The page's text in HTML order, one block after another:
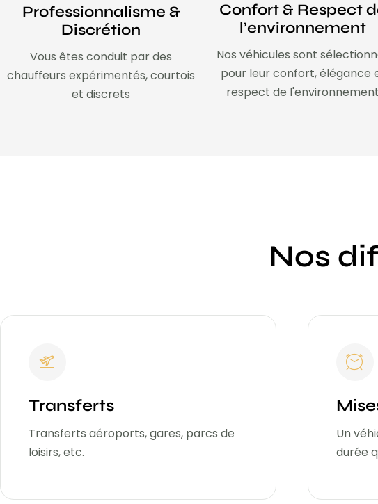
Professionnalisme &
Discrétion
Vous êtes conduit par des
chauffeurs expérimentés, courtois
et discrets
Confort & Respect
l’environnement
Nos véhicules sont
pour leur confort, élégance
respect de l'environnement
Nos
Transferts
Transferts aéroports, gares, parcs de
loisirs, etc.
Un
durée